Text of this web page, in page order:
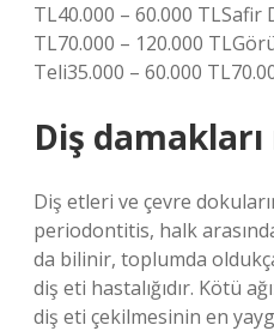
TL40.000 – 60.000 TLSafir
TL70.000 – 120.000
Teli35.000 – 60.000
Diş
Diş etleri ve çevre
periodontitis, halk
da bilinir, toplumda
diş eti hastalığıdır. Kötü
diş eti çekilmesinin en